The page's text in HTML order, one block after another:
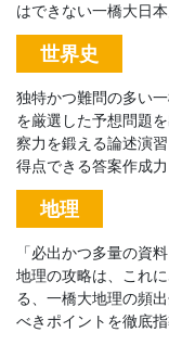
ま
す。
はできない一橋大日
世界史
独特かつ難問の多い
を厳選した予想問題
察力を鍛える論述演
得点できる答案作成
地理
「必出かつ多量の資
地理の攻略は、これ
る、一橋大地理の頻
べきポイントを徹底